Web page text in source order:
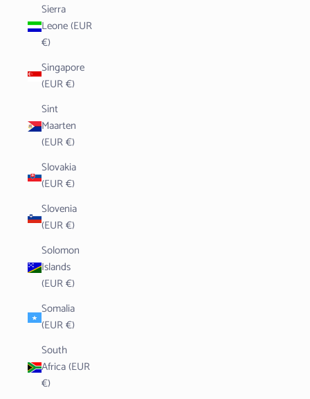
Sierra
Leone (EUR
€)
Singapore
(EUR €)
Sint
Maarten
(EUR €)
Slovakia
(EUR €)
Slovenia
(EUR €)
Solomon
Islands
(EUR €)
Somalia
(EUR €)
South
Africa (EUR
€)